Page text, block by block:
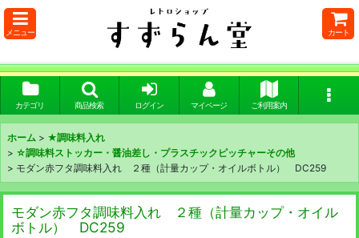
メニュー カート
カテゴリ 商品検索 ログイン マイページ ご利用案内
ホーム > ★調味料入れ
> ☆調味料ストッカー・醤油差し・プラスチックピッチャーその他
> モダン赤フタ調味料入れ ２種（計量カップ・オイルボトル） DC259
モダン赤フタ調味料入れ ２種（計量カップ・オイル
ボトル） DC259